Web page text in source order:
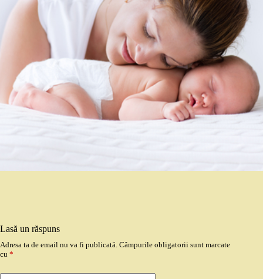
Lasă un răspuns
Adresa ta de email nu va fi publicată. Câmpurile obligatorii sunt marcate
cu *